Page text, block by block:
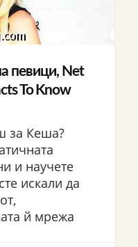
певици, Net
To Know
за Кеша?
и научете
искали да
й мрежа